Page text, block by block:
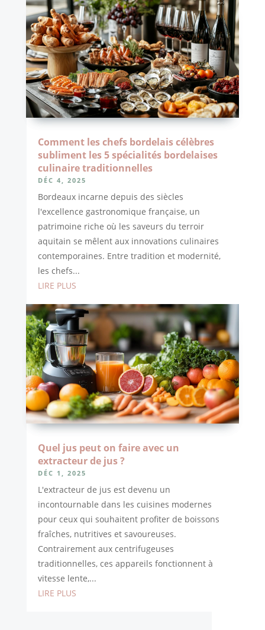
Comment les chefs bordelais célèbres
subliment les 5 spécialités bordelaises
culinaire traditionnelles
DÉC 4, 2025
Bordeaux incarne depuis des siècles
l'excellence gastronomique française, un
patrimoine riche où les saveurs du terroir
aquitain se mêlent aux innovations culinaires
contemporaines. Entre tradition et modernité,
les chefs...
LIRE PLUS
Quel jus peut on faire avec un
extracteur de jus ?
DÉC 1, 2025
L'extracteur de jus est devenu un
incontournable dans les cuisines modernes
pour ceux qui souhaitent profiter de boissons
fraîches, nutritives et savoureuses.
Contrairement aux centrifugeuses
traditionnelles, ces appareils fonctionnent à
vitesse lente,...
LIRE PLUS